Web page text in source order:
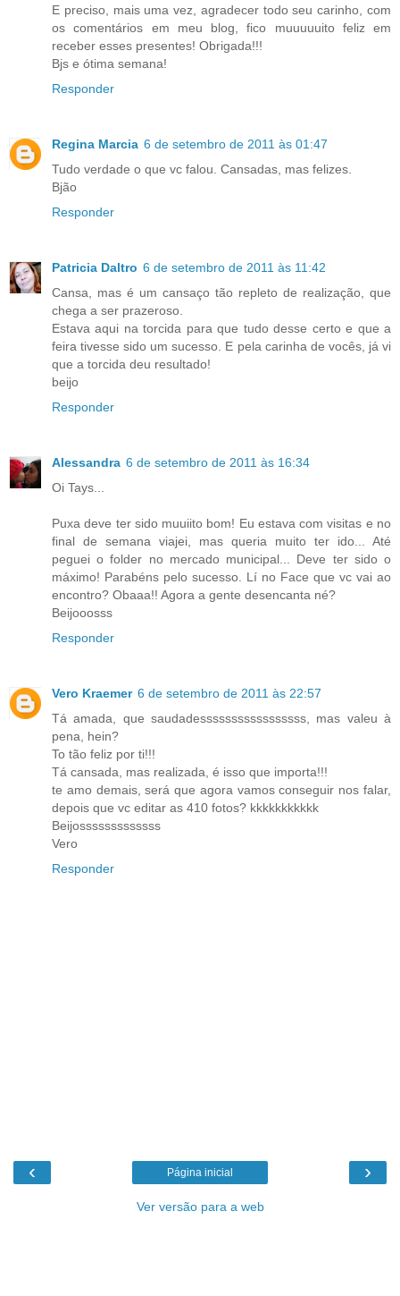
E preciso, mais uma vez, agradecer todo seu carinho, com
os comentários em meu blog, fico muuuuuito feliz em
receber esses presentes! Obrigada!!!
Bjs e ótima semana!
Responder
Regina Marcia 6 de setembro de 2011 às 01:47
Tudo verdade o que vc falou. Cansadas, mas felizes.
Bjão
Responder
Patricia Daltro 6 de setembro de 2011 às 11:42
Cansa, mas é um cansaço tão repleto de realização, que
chega a ser prazeroso.
Estava aqui na torcida para que tudo desse certo e que a
feira tivesse sido um sucesso. E pela carinha de vocês, já vi
que a torcida deu resultado!
beijo
Responder
Alessandra 6 de setembro de 2011 às 16:34
Oi Tays...
Puxa deve ter sido muuiito bom! Eu estava com visitas e no
final de semana viajei, mas queria muito ter ido... Até
peguei o folder no mercado municipal... Deve ter sido o
máximo! Parabéns pelo sucesso. Lí no Face que vc vai ao
encontro? Obaaa!! Agora a gente desencanta né?
Beijooosss
Responder
Vero Kraemer 6 de setembro de 2011 às 22:57
Tá amada, que saudadesssssssssssssssss, mas valeu à
pena, hein?
To tão feliz por ti!!!
Tá cansada, mas realizada, é isso que importa!!!
te amo demais, será que agora vamos conseguir nos falar,
depois que vc editar as 410 fotos? kkkkkkkkkkk
Beijosssssssssssss
Vero
Responder
‹ ›
Página inicial
Ver versão para a web